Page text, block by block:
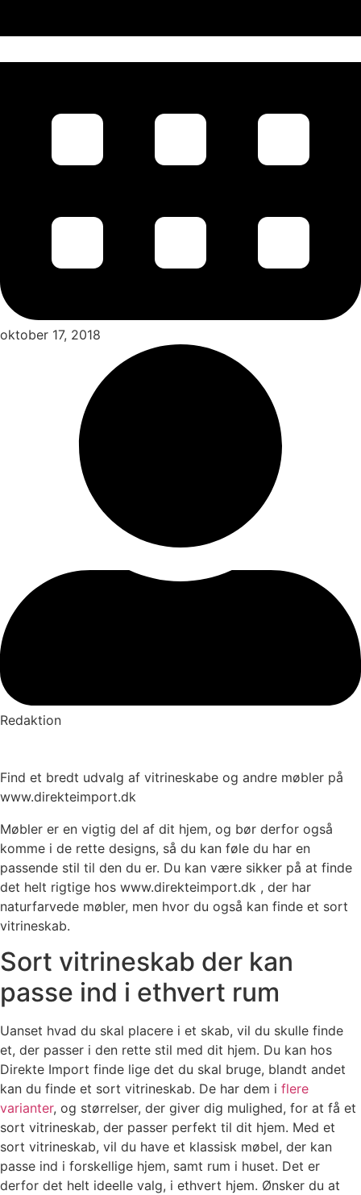
oktober 17, 2018
Redaktion
Find et bredt udvalg af vitrineskabe og andre møbler på
www.direkteimport.dk
Møbler er en vigtig del af dit hjem, og bør derfor også
komme i de rette designs, så du kan føle du har en
passende stil til den du er. Du kan være sikker på at finde
det helt rigtige hos www.direkteimport.dk , der har
naturfarvede møbler, men hvor du også kan finde et sort
vitrineskab.
Sort vitrineskab der kan
passe ind i ethvert rum
Uanset hvad du skal placere i et skab, vil du skulle finde
et, der passer i den rette stil med dit hjem. Du kan hos
Direkte Import finde lige det du skal bruge, blandt andet
kan du finde et sort vitrineskab. De har dem i flere
varianter, og størrelser, der giver dig mulighed, for at få et
sort vitrineskab, der passer perfekt til dit hjem. Med et
sort vitrineskab, vil du have et klassisk møbel, der kan
passe ind i forskellige hjem, samt rum i huset. Det er
derfor det helt ideelle valg, i ethvert hjem. Ønsker du at